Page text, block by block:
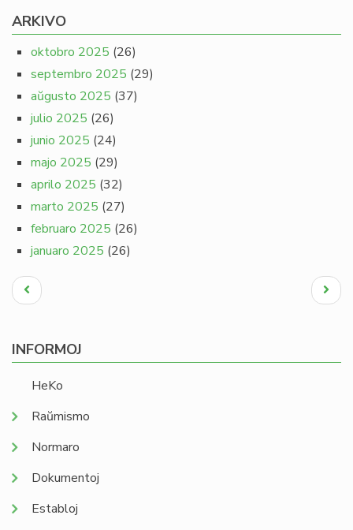
ARKIVO
oktobro 2025 (26)
septembro 2025 (29)
aŭgusto 2025 (37)
julio 2025 (26)
junio 2025 (24)
majo 2025 (29)
aprilo 2025 (32)
marto 2025 (27)
februaro 2025 (26)
januaro 2025 (26)
Pagination
Antaŭa
paĝo
Next
page
INFORMOJ
HeKo
Raŭmismo
Normaro
Dokumentoj
Establoj